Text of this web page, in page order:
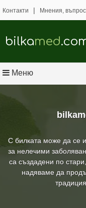
С билката може да се
за нелечими
са създадени по
надяваме да
Контакти | Мнения,
bilkamed
Меню